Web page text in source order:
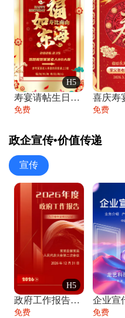
H5
寿宴请帖生日宴邀请函老人寿星生日快乐祝寿
免费 免费
政企宣传•价值传递
宣传
H5
政府工作报告政府年终工作总结
免费 免费